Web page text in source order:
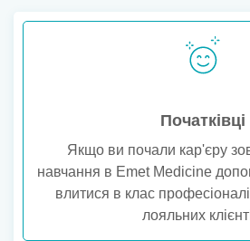
Початківці
Якщо ви почали кар'єру
навчання в Emet Medicine
влитися в клас
лояльних